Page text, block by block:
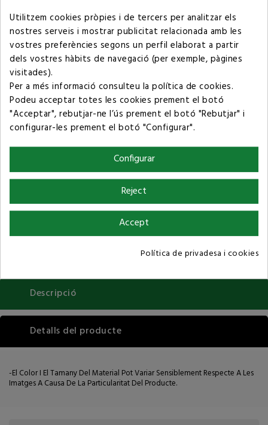
Quantitat
AFEGIR AL CARRET
Compartir
Política de privacitat
Condicions de compra
Descripció
Detalls del producte
-El Color I El Tamany Del Material Pot Variar Sensiblement Respecte A Les
Imatges A Causa De La Particularitat Del Producte.
Utilitzem cookies pròpies i de tercers per analitzar els
nostres serveis i mostrar publicitat relacionada amb les
vostres preferències segons un perfil elaborat a partir
dels vostres hàbits de navegació (per exemple, pàgines
visitades).
Per a més informació consulteu la política de cookies.
Podeu acceptar totes les cookies prement el botó
"Acceptar", rebutjar-ne l’ús prement el botó "Rebutjar" i
configurar-les prement el botó "Configurar".
Configurar
Reject
Accept
Política de privadesa i cookies